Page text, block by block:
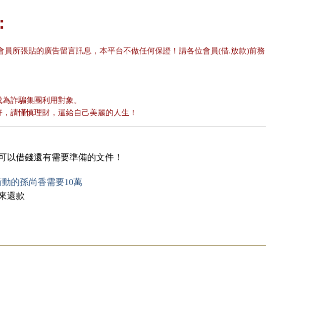
所張貼的廣告留言訊息，本平台不做任何保證！請各位會員(借.放款)前務
詐騙集團利用對象。
請慬慎理財，還給自己美麗的人生！
以借錢還有需要準備的文件！
的孫尚香需要10萬
還款